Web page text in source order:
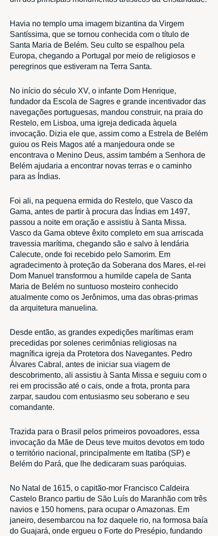
Havia no templo uma imagem bizantina da Virgem
Santíssima, que se tornou conhecida com o título de
Santa Maria de Belém. Seu culto se espalhou pela
Europa, chegando a Portugal por meio de religiosos e
peregrinos que estiveram na Terra Santa.
No início do século XV, o infante Dom Henrique,
fundador da Escola de Sagres e grande incentivador das
navegações portuguesas, mandou construir, na praia do
Restelo, em Lisboa, uma igreja dedicada àquela
invocação. Dizia ele que, assim como a Estrela de Belém
guiou os Reis Magos até a manjedoura onde se
encontrava o Menino Deus, assim também a Senhora de
Belém ajudaria a encontrar novas terras e o caminho
para as Índias.
Foi ali, na pequena ermida do Restelo, que Vasco da
Gama, antes de partir à procura das Índias em 1497,
passou a noite em oração e assistiu à Santa Missa.
Vasco da Gama obteve êxito completo em sua arriscada
travessia marítima, chegando são e salvo à lendária
Calecute, onde foi recebido pelo Samorim. Em
agradecimento à proteção da Soberana dos Mares, el-rei
Dom Manuel transformou a humilde capela de Santa
Maria de Belém no suntuoso mosteiro conhecido
atualmente como os Jerônimos, uma das obras-primas
da arquitetura manuelina.
Desde então, as grandes expedições marítimas eram
precedidas por solenes cerimônias religiosas na
magnífica igreja da Protetora dos Navegantes. Pedro
Álvares Cabral, antes de iniciar sua viagem de
descobrimento, ali assistiu à Santa Missa e seguiu com o
rei em procissão até o cais, onde a frota, pronta para
zarpar, saudou com entusiasmo seu soberano e seu
comandante.
Trazida para o Brasil pelos primeiros povoadores, essa
invocação da Mãe de Deus teve muitos devotos em todo
o território nacional, principalmente em Itatiba (SP) e
Belém do Pará, que lhe dedicaram suas paróquias.
No Natal de 1615, o capitão-mor Francisco Caldeira
Castelo Branco partiu de São Luís do Maranhão com três
navios e 150 homens, para ocupar o Amazonas. Em
janeiro, desembarcou na foz daquele rio, na formosa baía
do Guajará, onde ergueu o Forte do Presépio, fundando